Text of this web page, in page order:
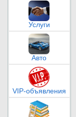
Услуги
Авто
VIP-объявления